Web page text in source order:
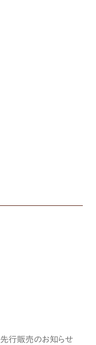
行販売のお知らせ